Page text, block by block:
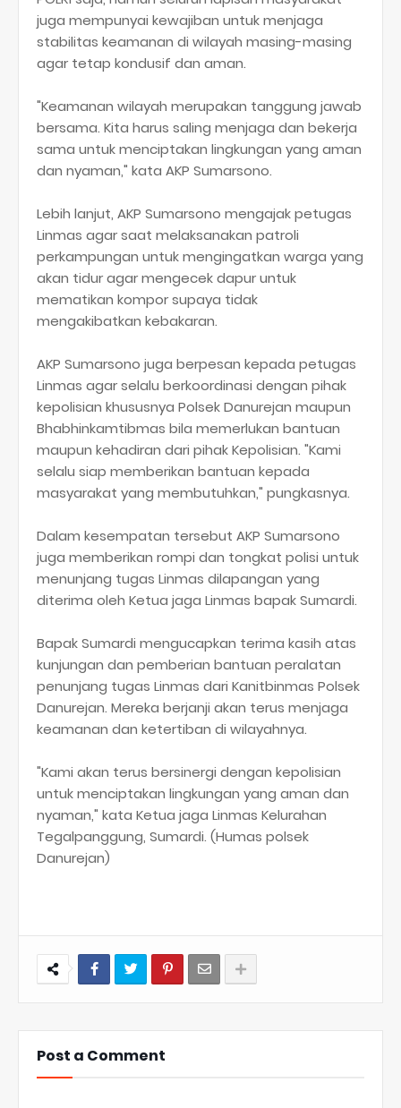
juga mempunyai kewajiban untuk menjaga
stabilitas keamanan di wilayah masing-masing
agar tetap kondusif dan aman.
"Keamanan wilayah merupakan tanggung jawab
bersama. Kita harus saling menjaga dan bekerja
sama untuk menciptakan lingkungan yang aman
dan nyaman," kata AKP Sumarsono.
Lebih lanjut, AKP Sumarsono mengajak petugas
Linmas agar saat melaksanakan patroli
perkampungan untuk mengingatkan warga yang
akan tidur agar mengecek dapur untuk
mematikan kompor supaya tidak
mengakibatkan kebakaran.
AKP Sumarsono juga berpesan kepada petugas
Linmas agar selalu berkoordinasi dengan pihak
kepolisian khususnya Polsek Danurejan maupun
Bhabhinkamtibmas bila memerlukan bantuan
maupun kehadiran dari pihak Kepolisian. "Kami
selalu siap memberikan bantuan kepada
masyarakat yang membutuhkan," pungkasnya.
Dalam kesempatan tersebut AKP Sumarsono
juga memberikan rompi dan tongkat polisi untuk
menunjang tugas Linmas dilapangan yang
diterima oleh Ketua jaga Linmas bapak Sumardi.
Bapak Sumardi mengucapkan terima kasih atas
kunjungan dan pemberian bantuan peralatan
penunjang tugas Linmas dari Kanitbinmas Polsek
Danurejan. Mereka berjanji akan terus menjaga
keamanan dan ketertiban di wilayahnya.
"Kami akan terus bersinergi dengan kepolisian
untuk menciptakan lingkungan yang aman dan
nyaman," kata Ketua jaga Linmas Kelurahan
Tegalpanggung, Sumardi. (Humas polsek
Danurejan)
Post a Comment